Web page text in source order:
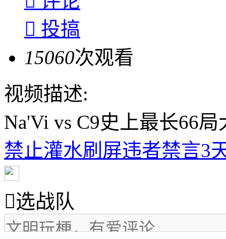
 投搞
15060次观看
视频描述:
Na'Vi vs C9史上最长66局
禁止灌水刷屏违者禁言3
选战队